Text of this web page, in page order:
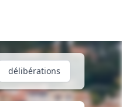
délibérations